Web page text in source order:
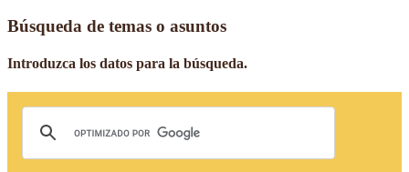
Búsqueda de temas o asuntos
Introduzca los datos para la búsqueda.